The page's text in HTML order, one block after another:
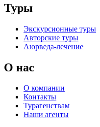
Туры
Экскурсионные туры
Авторские туры
Аюрведа-лечение
О нас
О компании
Контакты
Турагенствам
Наши агенты